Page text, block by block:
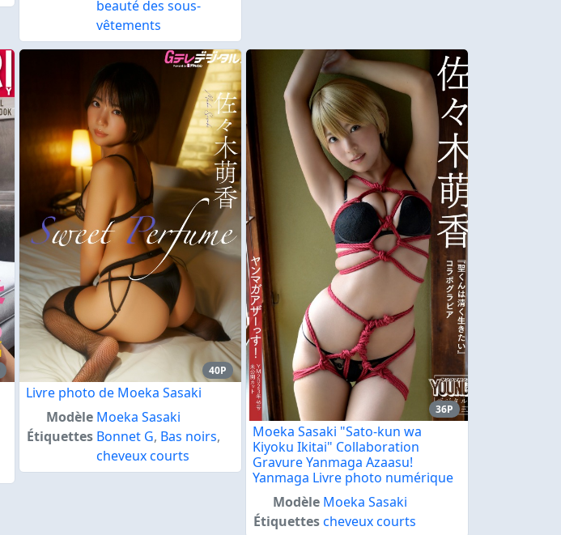
beauté des sous-
vêtements
40P
Livre photo de Moeka Sasaki
Modèle Moeka Sasaki
Étiquettes Bonnet G, Bas noirs,
cheveux courts
Yanmaga Livre photo numérique"
loading="lazy" decoding="async">
36P
Moeka Sasaki "Sato-kun wa
Kiyoku Ikitai" Collaboration
Gravure Yanmaga Azaasu!
Yanmaga Livre photo numérique
Modèle Moeka Sasaki
Étiquettescheveux courts